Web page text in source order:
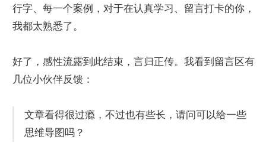
行字、每一个案例，对于在认真学习、留言打卡的你，
我都太熟悉了。
好了，感性流露到此结束，言归正传。我看到留言区有
几位小伙伴反馈：
文章看得很过瘾，不过也有些长，请问可以给一些
思维导图吗？